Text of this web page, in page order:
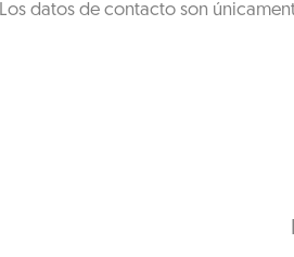
Los datos de contacto son